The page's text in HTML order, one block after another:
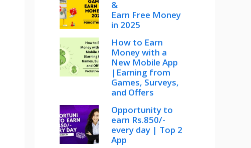
&
Earn Free Money
in 2025
How to Earn
Money with a
New Mobile App
|Earning from
Games, Surveys,
and Offers
Opportunity to
earn Rs.850/-
every day | Top 2
App